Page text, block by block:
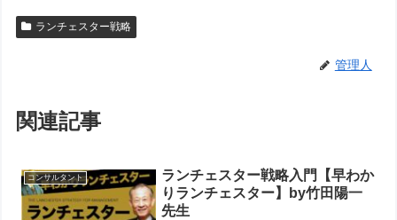
ランチェスター戦略
管理人
関連記事
コンサルタント
ランチェスター戦略入門【早わか
りランチェスター】by竹田陽一
先生